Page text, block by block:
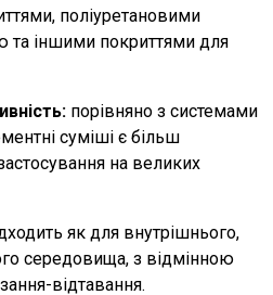
поліуретановими
та іншими покриттями для
порівняно з системами
суміші є більш
на великих
як для внутрішнього,
середовища, з відмінною
відтавання.